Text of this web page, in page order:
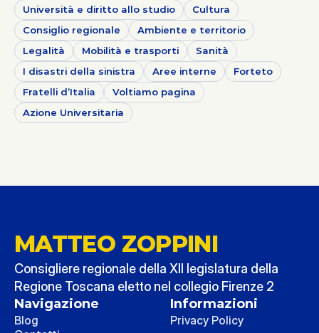
Università e diritto allo studio
Cultura
Consiglio regionale
Ambiente e territorio
Legalità
Mobilità e trasporti
Sanità
I disastri della sinistra
Aree interne
Forteto
Fratelli d’Italia
Voltiamo pagina
Azione Universitaria
MATTEO ZOPPINI
Consigliere regionale della XII legislatura della
Regione Toscana eletto nel collegio Firenze 2
Navigazione
Blog
Informazioni
Privacy Policy